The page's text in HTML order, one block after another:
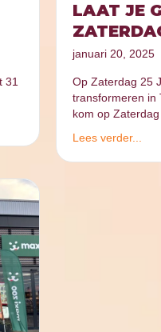
31
LAAT JE
januari 20, 2025
Op Zaterdag 25
transformeren in
kom op
Lees verder...